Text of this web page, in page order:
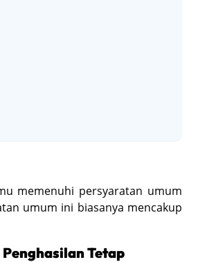
memenuhi persyaratan umum
umum ini biasanya mencakup
Tetap